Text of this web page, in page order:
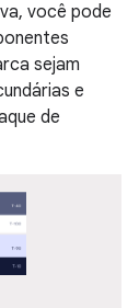
você pode
sejam
e
de